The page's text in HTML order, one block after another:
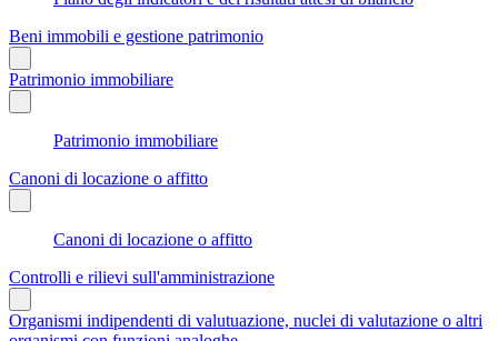
Beni immobili e gestione patrimonio
Patrimonio immobiliare
Patrimonio immobiliare
Canoni di locazione o affitto
Canoni di locazione o affitto
Controlli e rilievi sull'amministrazione
Organismi indipendenti di valutuazione, nuclei di valutazione o altri